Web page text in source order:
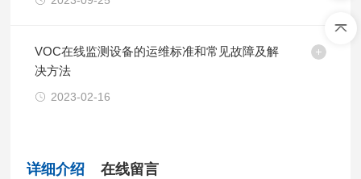
VOC在线监测设备的运维标准和常见故障及解
决方法
2023-02-16
详细介绍 在线留言